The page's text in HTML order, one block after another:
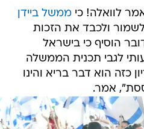
לוואלה! כיממשל ביידן
ולכבד את הזכות
הוסיף כי בישראל
לגבי תכנית הממשלה
כזה הוא דבר בריא והינו
אמר.